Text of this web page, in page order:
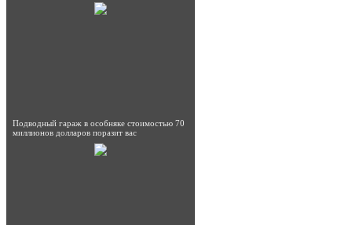
Подводный гараж в особняке стоимостью 70
миллионов долларов поразит вас